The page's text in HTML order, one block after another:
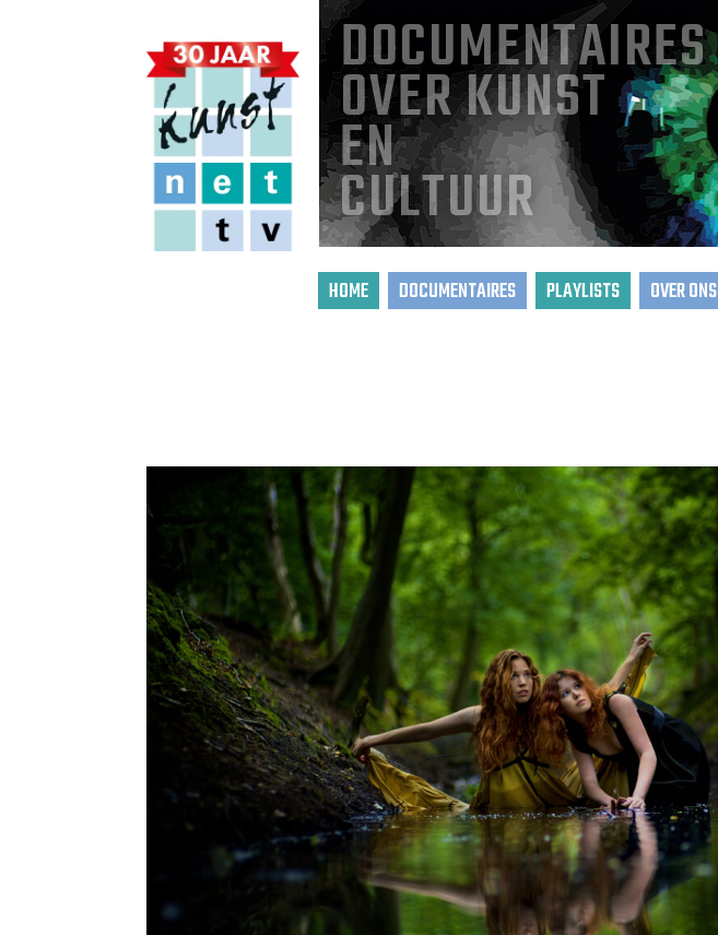
DOCUMENTAIRES
OVER KUNST
EN
CULTUUR
HOME DOCUMENTAIRES PLAYLISTS OVER ONS